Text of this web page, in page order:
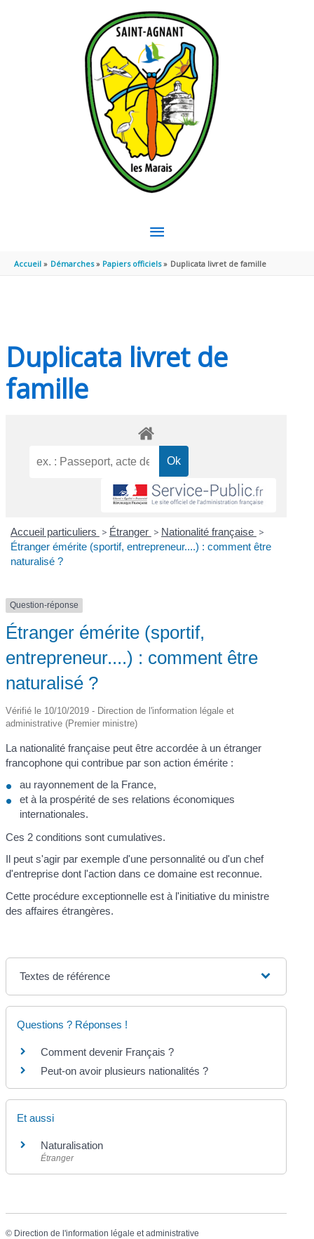
MENU
PRINCIPAL
Accueil Démarches Papiers officiels Duplicata livret de famille
Duplicata livret de
famille
Accueil particuliers > Étranger > Nationalité française >
Étranger émérite (sportif, entrepreneur....) : comment être
naturalisé ?
Question-réponse
Étranger émérite (sportif,
entrepreneur....) : comment être
naturalisé ?
Vérifié le 10/10/2019 - Direction de l'information légale et
administrative (Premier ministre)
La nationalité française peut être accordée à un étranger
francophone qui contribue par son action émérite :
au rayonnement de la France,
et à la prospérité de ses relations économiques
internationales.
Ces 2 conditions sont cumulatives.
Il peut s'agir par exemple d'une personnalité ou d'un chef
d'entreprise dont l'action dans ce domaine est reconnue.
Cette procédure exceptionnelle est à l'initiative du ministre
des affaires étrangères.
Textes de référence
Questions ? Réponses !
Comment devenir Français ?
Peut-on avoir plusieurs nationalités ?
Et aussi
Naturalisation
Étranger
© Direction de l'information légale et administrative